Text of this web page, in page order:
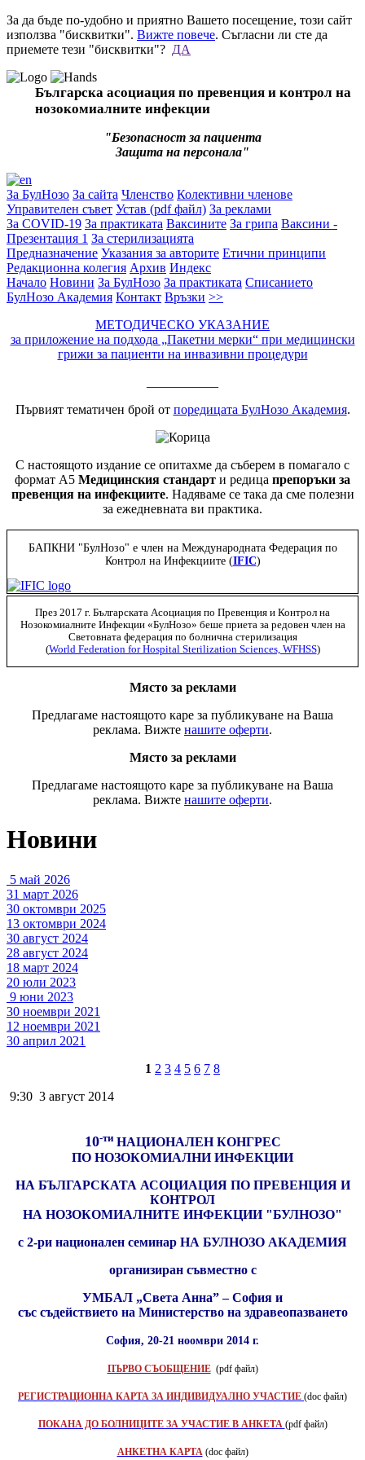
За да бъде по-удобно и приятно Вашето посещение, този сайт
използва "бисквитки". Вижте повече. Съгласни ли сте да
приемете тези "бисквитки"? ДА
Българска асоциация по превенция и контрол на
нозокомиалните инфекции
"Безопасност за пациента
Защита на персонала"
За БулНозо За сайта Членство Колективни членове
Управителен съвет Устав (pdf файл) За реклами
За COVID-19 За практиката Ваксините За грипа Ваксини -
Презентация 1 За стерилизацията
Предназначение Указания за авторите Етични принципи
Редакционна колегия Архив Индекс
Начало Новини За БулНозо За практиката Списанието
БулНозо Академия Контакт Връзки >>
МЕТОДИЧЕСКО УКАЗАНИЕ
за приложение на подхода „Пакетни мерки“ при медицински
грижи за пациенти на инвазивни процедури
Първият тематичен брой от поредицата БулНозо Академия.
С настоящото издание се опитахме да съберем в помагало с
формат А5 Медицинския стандарт и редица препоръки за
превенция на инфекциите. Надяваме се така да сме полезни
за ежедневната ви практика.
БАПКНИ "БулНозо" е член на Международната Федерация по
Контрол на Инфекциите (IFIC)
През 2017 г. Българската Асоциация по Превенция и Контрол на
Нозокомиалните Инфекции «БулНозо» беше приета за редовен член на
Световната федерация по болнична стерилизация
(World Federation for Hospital Sterilization Sciences, WFHSS)
Място за реклами
Предлагаме настоящото каре за публикуване на Ваша
реклама. Вижте нашите оферти.
Място за реклами
Предлагаме настоящото каре за публикуване на Ваша
реклама. Вижте нашите оферти.
Новини
5 май 2026
31 март 2026
30 октомври 2025
13 октомври 2024
30 август 2024
28 август 2024
18 март 2024
20 юли 2023
9 юни 2023
30 ноември 2021
12 ноември 2021
30 април 2021
1 2 3 4 5 6 7 8
9:30 3 август 2014
10-тиНАЦИОНАЛЕН КОНГРЕС
ПО НОЗОКОМИАЛНИ ИНФЕКЦИИ
НА БЪЛГАРСКАТА АСОЦИАЦИЯ ПО ПРЕВЕНЦИЯ И
КОНТРОЛ
НА НОЗОКОМИАЛНИТЕ ИНФЕКЦИИ "БУЛНОЗО"
с 2-ри национален семинар НА БУЛНОЗО АКАДЕМИЯ
организиран съвместно с
УМБАЛ „Света Анна” – София и
със съдействието на Министерство на здравеопазването
София, 20-21 ноомври 2014 г.
ПЪРВО СЪОБЩЕНИЕ(pdf файл)
РЕГИСТРАЦИОННА КАРТА ЗА ИНДИВИДУАЛНО УЧАСТИЕ (doc файл)
ПОКАНА ДО БОЛНИЦИТЕ ЗА УЧАСТИЕ В АНКЕТА (pdf файл)
АНКЕТНА КАРТА(doc файл)